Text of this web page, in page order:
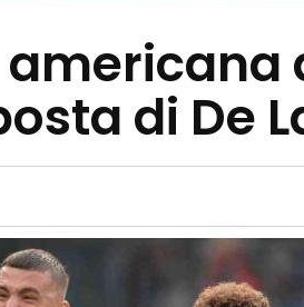
di De